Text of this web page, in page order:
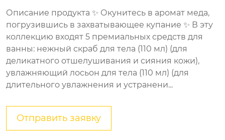
Описание продукта ✨ Окунитесь в аромат меда,
погрузившись в захватывающее купание ✨ В эту
коллекцию входят 5 премиальных средств для
ванны: нежный скраб для тела (110 мл) (для
деликатного отшелушивания и сияния кожи),
увлажняющий лосьон для тела (110 мл) (для
длительного увлажнения и устранени...
Отправить заявку